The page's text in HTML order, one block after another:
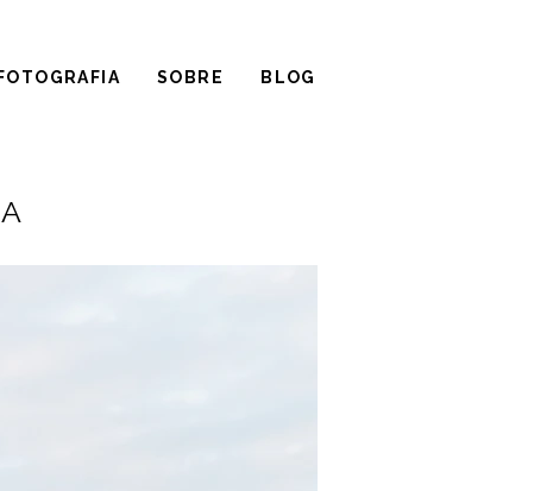
FOTOGRAFIA SOBRE BLOG